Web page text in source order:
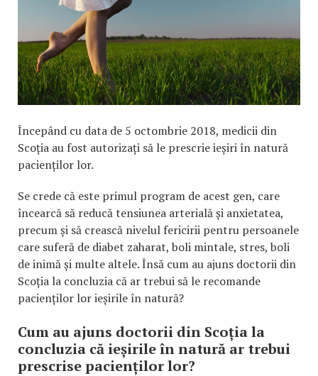
Începând cu data de 5 octombrie 2018, medicii din
Scoția au fost autorizați să le prescrie ieșiri în natură
pacienților lor.
Se crede că este primul program de acest gen, care
încearcă să reducă tensiunea arterială și anxietatea,
precum și să crească nivelul fericirii pentru persoanele
care suferă de diabet zaharat, boli mintale, stres, boli
de inimă și multe altele. Însă cum au ajuns doctorii din
Scoția la concluzia că ar trebui să le recomande
pacienților lor ieșirile în natură?
Cum au ajuns doctorii din Scoția la
concluzia că ieșirile în natură ar trebui
prescrise pacienților lor?